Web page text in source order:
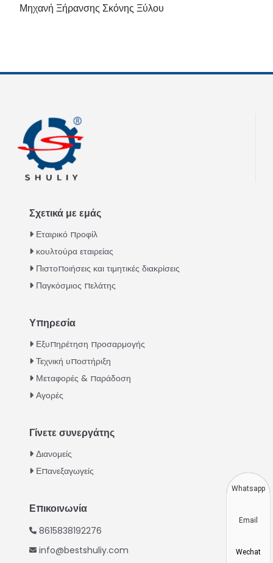
Μηχανή Ξήρανσης Σκόνης Ξύλου
Σχετικά με εμάς
Εταιρικό προφίλ
κουλτούρα εταιρείας
Πιστοποιήσεις και τιμητικές διακρίσεις
Παγκόσμιος πελάτης
Υπηρεσία
Εξυπηρέτηση προσαρμογής
Τεχνική υποστήριξη
Μεταφορές & παράδοση
Αγορές
Γίνετε συνεργάτης
Διανομείς
Επανεξαγωγείς
Επικοινωνία
8615838192276
info@bestshuliy.com
Turkish
Swahili
Urdu
Italian
Whatsapp
Email
Wechat